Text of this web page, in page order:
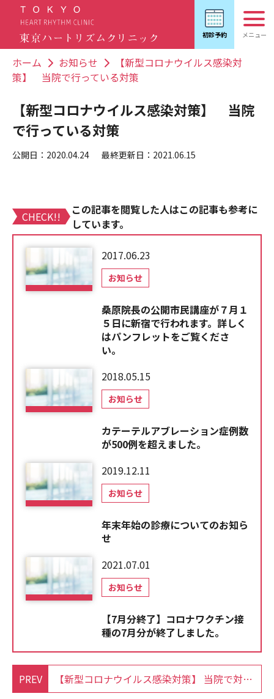
ホーム お知らせ
【新型コロナウイルス感染対
策】 当院で行っている対策
【新型コロナウイルス感染対策】 当院
で行っている対策
公開日：2020.04.24 最終更新日：2021.06.15
CHECK!!
この記事を閲覧した人はこの記事も参考に
しています。
2017.06.23
お知らせ
桑原院長の公開市民講座が７月１
５日に新宿で行われます。詳しく
はパンフレットをご覧くださ
い。
2018.05.15
お知らせ
カテーテルアブレーション症例数
が500例を超えました。
2019.12.11
お知らせ
年末年始の診療についてのお知ら
せ
2021.07.01
お知らせ
【7月分終了】コロナワクチン接
種の7月分が終了しました。
PREV 【新型コロナウイルス感染対策】 当院で対応できない方へのご案内